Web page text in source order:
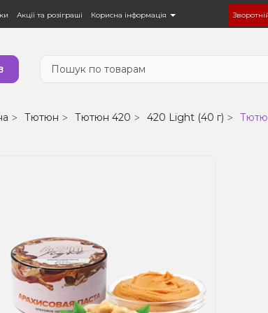
Акції та розіграші Корисна інформація
Тютюн Тютюн 420 420 Light (40 г)